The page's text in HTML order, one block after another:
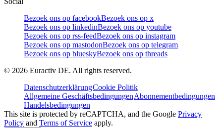
Bezoek ons op facebookBezoek ons op x
Bezoek ons op linkedinBezoek ons op youtube
Bezoek ons op rss-feedBezoek ons op instagram
Bezoek ons op mastodonBezoek ons op telegram
Bezoek ons op blueskyBezoek ons op threads
© 2026 Euractiv DE. All rights reserved.
DatenschutzerklärungCookie Politik
Allgemeine GeschäftsbedingungenAbonnementbedingungen
Handelsbedingungen
This site is protected by reCAPTCHA, and the Google Privacy
Policy and Terms of Service apply.